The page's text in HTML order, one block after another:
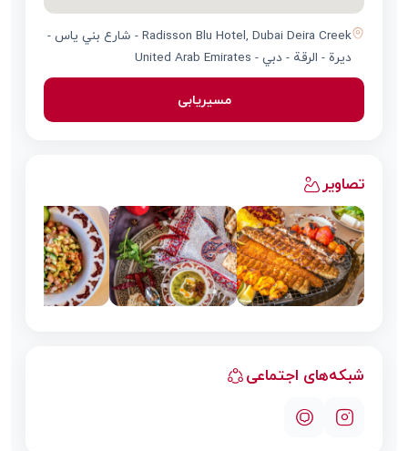
Radisson Blu Hotel, Dubai Deira Creek - شارع بني ياس -
ديرة - الرقة - دبي - United Arab Emirates
مسیریابی
تصاویر
شبکه‌های اجتماعی